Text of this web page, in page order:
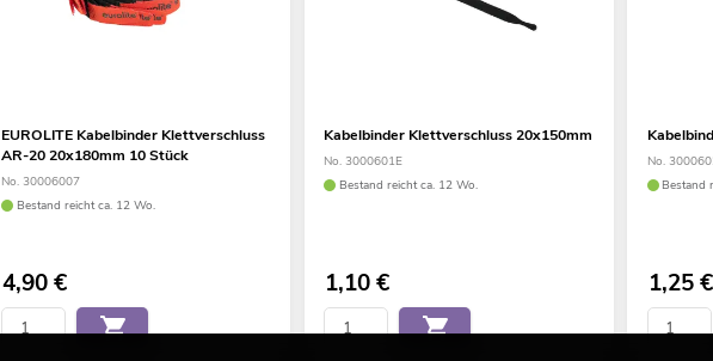
EUROLITE Kabelbinder Klettverschluss
AR-20 20x180mm 10 Stück
No. 30006007
Bestand reicht ca. 12 Wo.
4,90€
Kabelbinder Klettverschluss 20x150mm
No. 3000601E
Bestand reicht ca. 12 Wo.
1,10€
No.
Bestand
1,25€